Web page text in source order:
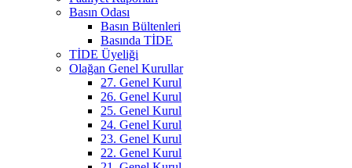
Basın Odası
Basın Bültenleri
Basında TİDE
TİDE Üyeliği
Olağan Genel Kurullar
27. Genel Kurul
26. Genel Kurul
25. Genel Kurul
24. Genel Kurul
23. Genel Kurul
22. Genel Kurul